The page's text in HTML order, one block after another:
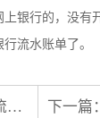
银行的，没有
流水账单了。
? 下一篇：